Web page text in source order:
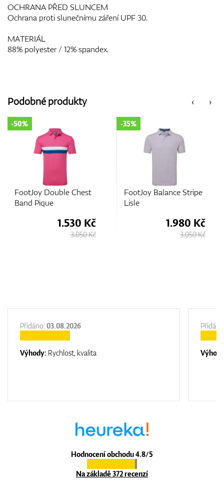
OCHRANA PŘED SLUNCEM
Ochrana proti slunečnímu záření UPF 30.
MATERIÁL
88% polyester / 12% spandex.
‹
Podobné produkty ›
FootJoy Balance Stripe
Lisle
-35%
1.980 Kč
3.050 Kč
FootJoy Tipped Pique
-35%
1.800 Kč
2.780 Kč
Hodnocení obchodu 4.8/5
Na základě 372 recenzí
Přidáno: 03.08.2026
Výhody: Rychlost, kvalita